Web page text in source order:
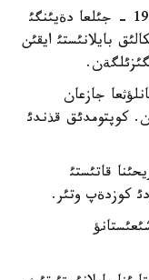
كئتاپقا 1730 - جئلداردئث سوثئ مةن 1911 - جئلعا دةيئنگئ
بايلانئستئ ايقئن
جازعان
كوپتومدئق قذندئ
قاتئستئ
كوزدةپ وتئر.